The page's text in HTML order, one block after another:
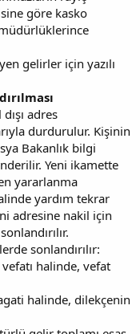
göre kasko
gelirler için yazılı
adres
durdurulur. Kişinin
Bakanlık bilgi
Yeni ikamette
yararlanma
yardım tekrar
adresine nakil için
sonlandırılır:
halinde, vefat
halinde, dilekçenin